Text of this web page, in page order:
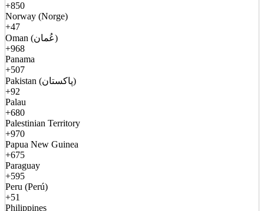
+850
Norway (Norge)
+47
Oman (عُمان)
+968
Panama
+507
Pakistan (پاکستان)
+92
Palau
+680
Palestinian Territory
+970
Papua New Guinea
+675
Paraguay
+595
Peru (Perú)
+51
Philippines